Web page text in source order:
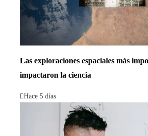
Las exploraciones espaciales más
impactaron la ciencia
Hace 5 días